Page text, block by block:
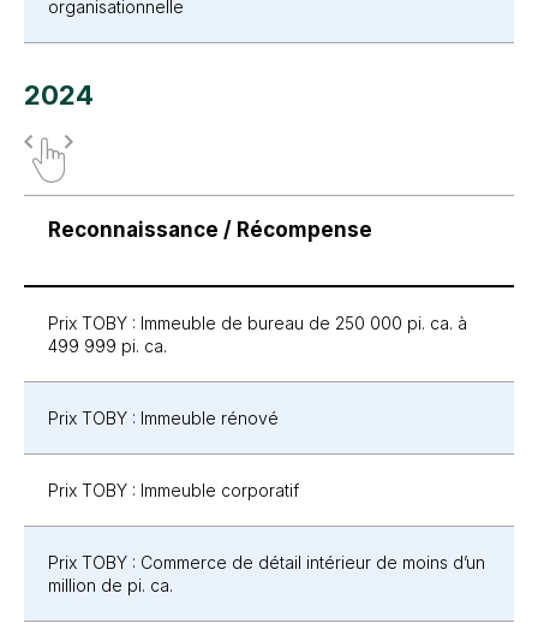
organisationnelle
2024
Reconnaissance / Récompense
Prix TOBY : Immeuble de bureau de 250 000 pi. ca. à
499 999 pi. ca.
Prix TOBY : Immeuble rénové
Prix TOBY : Immeuble corporatif
Prix TOBY : Commerce de détail intérieur de moins d’un
million de pi. ca.